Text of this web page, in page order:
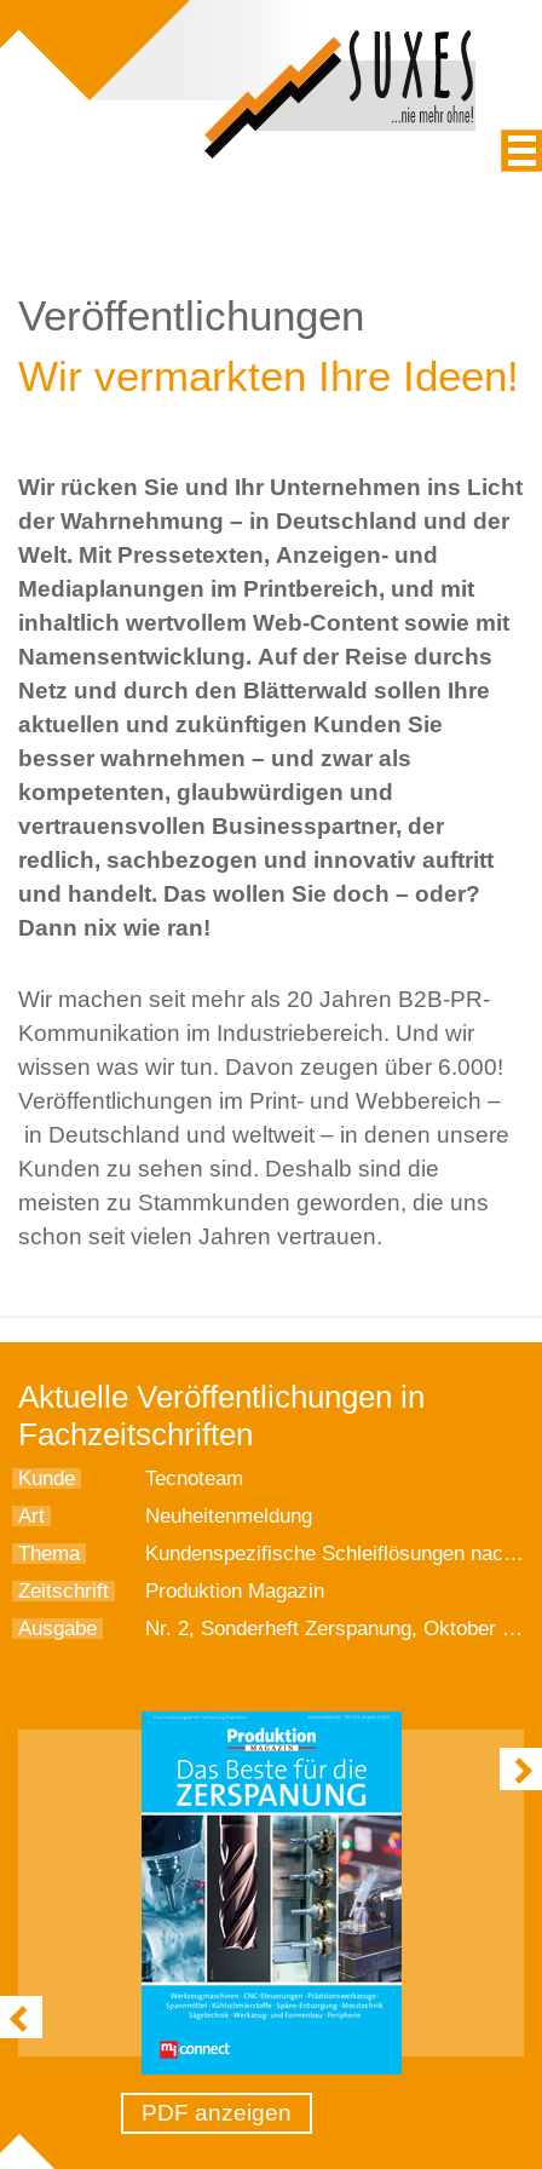
Veröffentlichungen
Wir vermarkten Ihre Ideen!
Wir rücken Sie und Ihr Unternehmen ins Licht
der Wahrnehmung – in Deutschland und der
Welt. Mit Pressetexten, Anzeigen- und
Mediaplanungen im Printbereich, und mit
inhaltlich wertvollem Web-Content sowie mit
Namensentwicklung. Auf der Reise durchs
Netz und durch den Blätterwald sollen Ihre
aktuellen und zukünftigen Kunden Sie
besser wahrnehmen – und zwar als
kompetenten, glaubwürdigen und
vertrauensvollen Businesspartner, der
redlich, sachbezogen und innovativ auftritt
und handelt. Das wollen Sie doch – oder?
Dann nix wie ran!
Wir machen seit mehr als 20 Jahren B2B-PR-
Kommunikation im Industriebereich. Und wir
wissen was wir tun. Davon zeugen über 6.000!
Veröffentlichungen im Print- und Webbereich –
in Deutschland und weltweit – in denen unsere
Kunden zu sehen sind. Deshalb sind die
meisten zu Stammkunden geworden, die uns
schon seit vielen Jahren vertrauen.
Aktuelle Veröffentlichungen in
Fachzeitschriften
Kunde
Tecnoteam
Art
Neuheitenmeldung
Thema
Kundenspezifische Schleiflösungen nach Maß
Zeitschrift
Produktion Magazin
Ausgabe
Nr. 2, Sonderheft Zerspanung, Oktober 2020
PDF anzeigen